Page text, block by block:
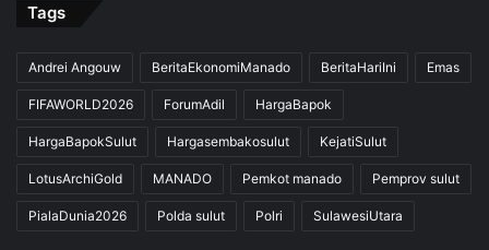
Tags
Andrei Angouw BeritaEkonomiManado BeritaHariIni Emas
FIFAWORLD2026 ForumAdil HargaBapok
HargaBapokSulut Hargasembakosulut KejatiSulut
LotusArchiGold MANADO Pemkot manado Pemprov sulut
PialaDunia2026 Polda sulut Polri SulawesiUtara